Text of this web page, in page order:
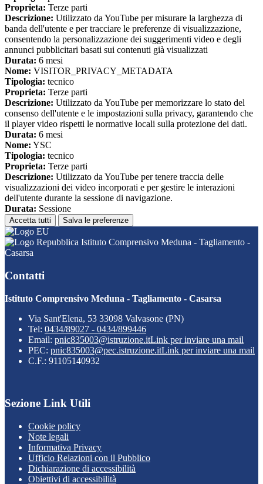
Proprieta: Terze parti
Descrizione: Utilizzato da YouTube per misurare la larghezza di
banda dell'utente e per tracciare le preferenze di visualizzazione,
consentendo la personalizzazione dei suggerimenti video e degli
annunci pubblicitari basati sui contenuti già visualizzati
Durata: 6 mesi
Nome: VISITOR_PRIVACY_METADATA
Tipologia: tecnico
Proprieta: Terze parti
Descrizione: Utilizzato da YouTube per memorizzare lo stato del
consenso dell'utente e le impostazioni sulla privacy, garantendo che
il player video rispetti le normative locali sulla protezione dei dati.
Durata: 6 mesi
Nome: YSC
Tipologia: tecnico
Proprieta: Terze parti
Descrizione: Utilizzato da YouTube per tenere traccia delle
visualizzazioni dei video incorporati e per gestire le interazioni
dell'utente durante la sessione di navigazione.
Durata: Sessione
Accetta tutti Salva le preferenze
Istituto Comprensivo Meduna - Tagliamento -
Casarsa
Contatti
Istituto Comprensivo Meduna - Tagliamento - Casarsa
Via Sant'Elena, 53 33098 Valvasone (PN)
Tel: 0434/89027 - 0434/899446
Email: pnic835003@istruzione.itLink per inviare una mail
PEC: pnic835003@pec.istruzione.itLink per inviare una mail
C.F.: 91105140932
Sezione Link Utili
Cookie policy
Note legali
Informativa Privacy
Ufficio Relazioni con il Pubblico
Dichiarazione di accessibilità
Obiettivi di accessibilità